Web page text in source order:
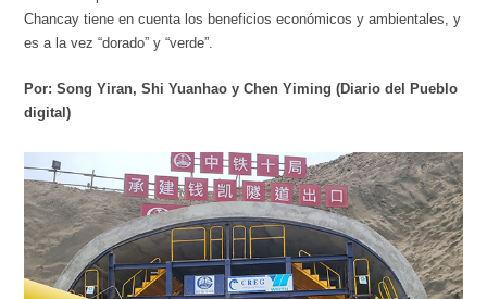
Chancay tiene en cuenta los beneficios económicos y ambientales, y
es a la vez “dorado” y “verde”.
Por: Song Yiran, Shi Yuanhao y Chen Yiming (Diario del Pueblo
digital)